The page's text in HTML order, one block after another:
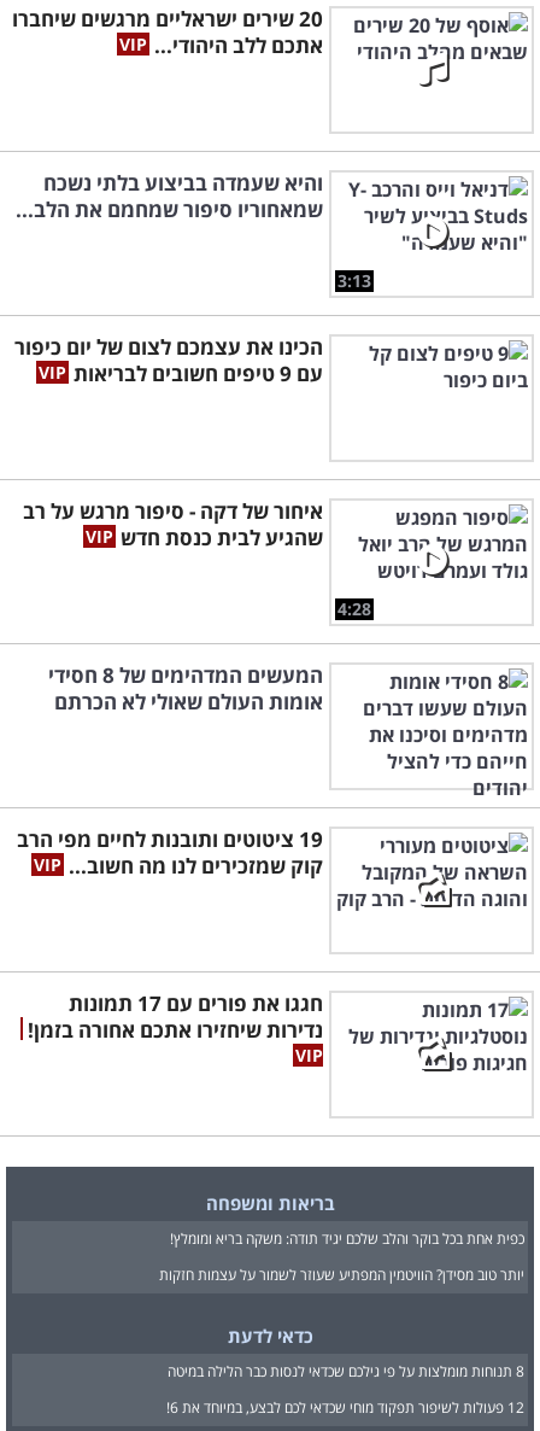
20 שירים ישראליים מרגשים שיחברו
אתכם ללב היהודי...
3:13
והיא שעמדה בביצוע בלתי נשכח
שמאחוריו סיפור שמחמם את הלב...
הכינו את עצמכם לצום של יום כיפור
עם 9 טיפים חשובים לבריאות
4:28
איחור של דקה - סיפור מרגש על רב
שהגיע לבית כנסת חדש
המעשים המדהימים של 8 חסידי
אומות העולם שאולי לא הכרתם
19 ציטוטים ותובנות לחיים מפי הרב
קוק שמזכירים לנו מה חשוב...
חגגו את פורים עם 17 תמונות
נדירות שיחזירו אתכם אחורה בזמן!
בריאות ומשפחה
כפית אחת בכל בוקר והלב שלכם יגיד תודה: משקה בריא ומומלץ!
יותר טוב מסידן? הוויטמין המפתיע שעוזר לשמור על עצמות חזקות
כדאי לדעת
8 תנוחות מומלצות על פי גילכם שכדאי לנסות כבר הלילה במיטה
12 פעולות לשיפור תפקוד מוחי שכדאי לכם לבצע, במיוחד את 6!